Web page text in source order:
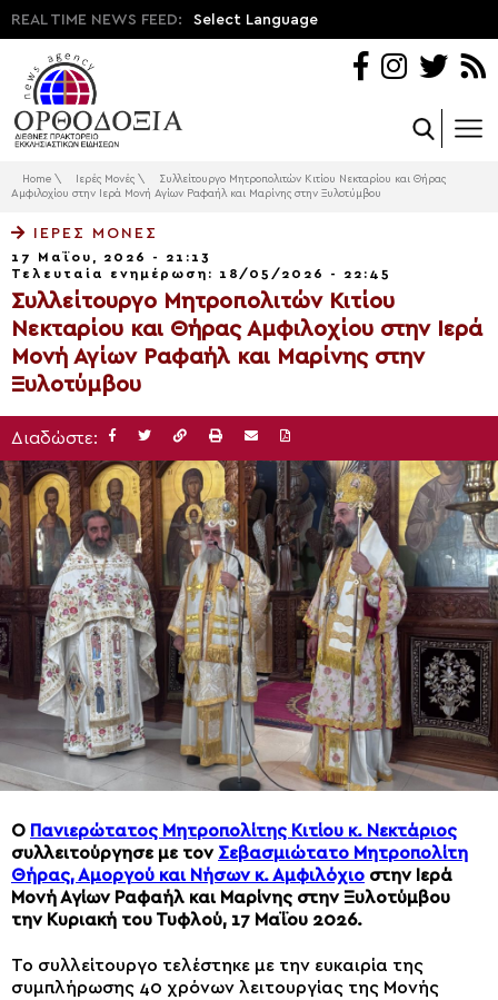
REAL TIME NEWS FEED: Select Language
Home \ Ιερές Μονές \
Συλλείτουργο Μητροπολιτών Κιτίου Νεκταρίου και Θήρας
Αμφιλοχίου στην Ιερά Μονή Αγίων Ραφαήλ και Μαρίνης στην Ξυλοτύμβου
ΙΕΡΈΣ ΜΟΝΈΣ
17 Μαΐου, 2026 - 21:13
Τελευταία ενημέρωση: 18/05/2026 - 22:45
Συλλείτουργο Μητροπολιτών Κιτίου
Νεκταρίου και Θήρας Αμφιλοχίου στην Ιερά
Μονή Αγίων Ραφαήλ και Μαρίνης στην
Ξυλοτύμβου
Διαδώστε:
O Πανιερώτατος Μητροπολίτης Κιτίου κ. Νεκτάριος
συλλειτούργησε με τον Σεβασμιώτατο Μητροπολίτη
Θήρας, Αμοργού και Νήσων κ. Αμφιλόχιο στην Ιερά
Μονή Αγίων Ραφαήλ και Μαρίνης στην Ξυλοτύμβου
την Κυριακή του Τυφλού, 17 Μαΐου 2026.
Το συλλείτουργο τελέστηκε με την ευκαιρία της
συμπλήρωσης 40 χρόνων λειτουργίας της Μονής